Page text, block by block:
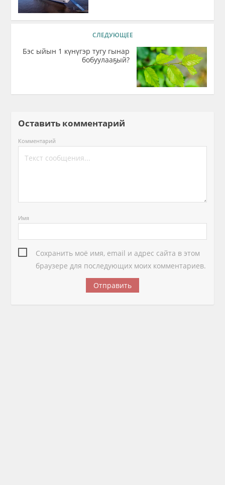
СЛЕДУЮЩЕЕ
Бэс ыйын 1 күнүгэр тугу гынар
бобуулааҕый?
Оставить комментарий
Комментарий
Имя
Сохранить моё имя, email и адрес сайта в этом
браузере для последующих моих комментариев.